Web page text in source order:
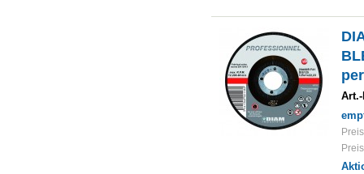
Art.-